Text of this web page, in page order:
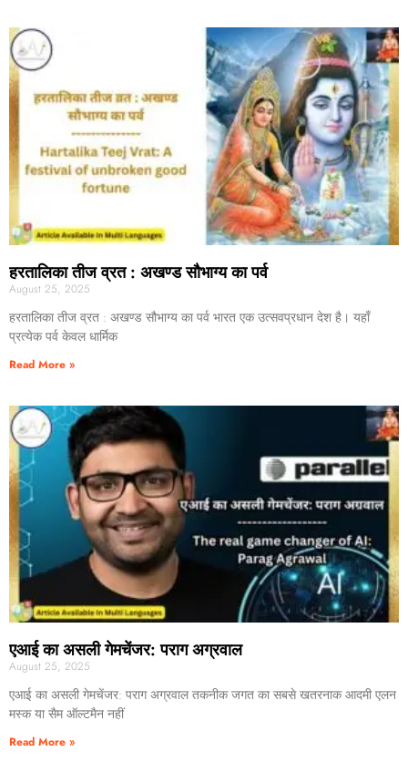
हरतालिका तीज व्रत : अखण्ड सौभाग्य का पर्व
August 25, 2025
हरतालिका तीज व्रत : अखण्ड सौभाग्य का पर्व भारत एक उत्सवप्रधान देश है। यहाँ
प्रत्येक पर्व केवल धार्मिक
Read More »
एआई का असली गेमचेंजर: पराग अग्रवाल
August 25, 2025
एआई का असली गेमचेंजर: पराग अग्रवाल तकनीक जगत का सबसे खतरनाक आदमी एलन
मस्क या सैम ऑल्टमैन नहीं
Read More »